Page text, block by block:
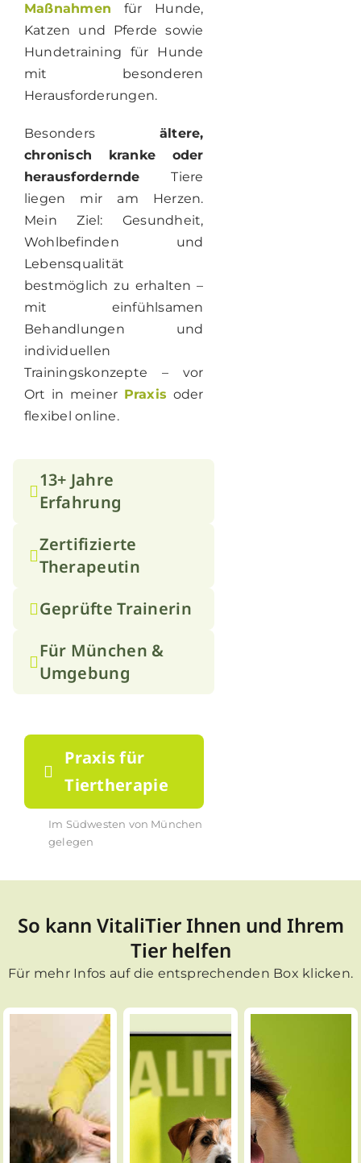
Maßnahmen für Hunde,
Katzen und Pferde sowie
Hundetraining für Hunde
mit besonderen
Herausforderungen.
Besonders ältere,
chronisch kranke oder
herausfordernde Tiere
liegen mir am Herzen.
Mein Ziel: Gesundheit,
Wohlbefinden und
Lebensqualität
bestmöglich zu erhalten –
mit einfühlsamen
Behandlungen und
individuellen
Trainingskonzepte – vor
Ort in meiner Praxis oder
flexibel online.
13+ Jahre
Erfahrung
Zertifizierte
Therapeutin
Geprüfte Trainerin
Für München &
Umgebung
Praxis für
Tiertherapie
Im Südwesten von München
gelegen
So kann VitaliTier Ihnen und Ihrem
Tier helfen
Für mehr Infos auf die entsprechenden Box klicken.